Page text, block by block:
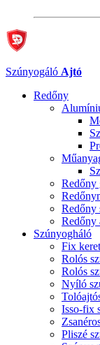
Szúnyogáló Ajtó
Redőny
Redőny
Redőny
Redőny
Szúnyogháló
Fix
Rolós
Rolós
Nyíló
Isso-fix
Pliszé